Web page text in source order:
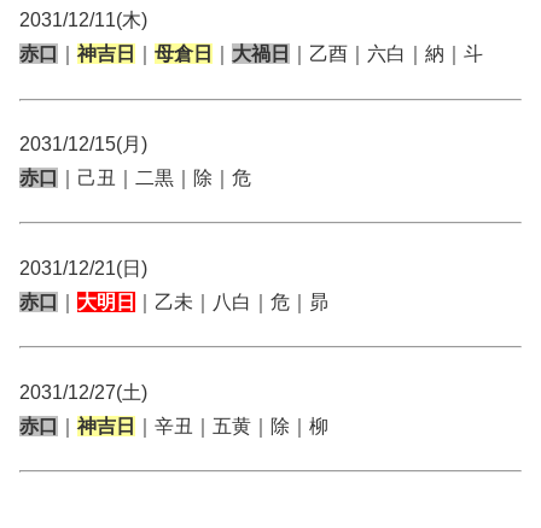
2031/12/11(木)
赤口
神吉日 母倉日 大禍日 ｜乙酉｜六白｜納｜斗
2031/12/15(月)
赤口
｜己丑｜二黒｜除｜危
2031/12/21(日)
赤口
大明日 ｜乙未｜八白｜危｜昴
2031/12/27(土)
赤口
神吉日 ｜辛丑｜五黄｜除｜柳